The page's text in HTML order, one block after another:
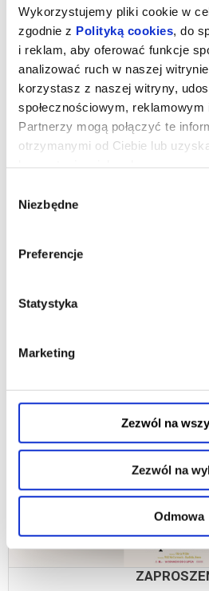
Wykorzystujemy pliki cookie w
zgodnie z Polityką cookies , do
i reklam, aby oferować funkcje
analizować ruch w naszej
korzystasz z naszej witryny,
społecznościowym, reklamowym
Partnerzy mogą połączyć te
otrzymanymi od Ciebie lub
zgody
Niezbędne
Preferencje
Statystyka
Marketing
Zezwól na
Zezwól na
Odmowa
której wysiłek wynagradzają
właściwej perspektywy,...
09.08.2026,
Wielka Brytania, 1982 rok. Niki to młoda